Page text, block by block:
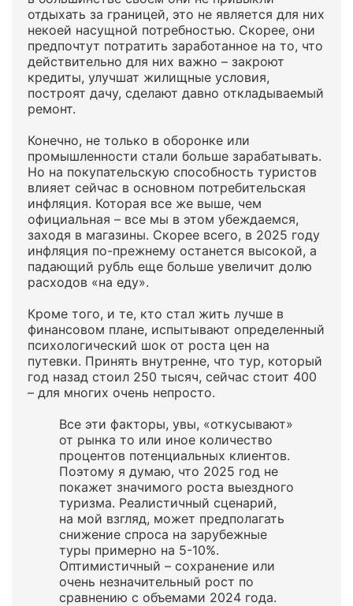
отдыхать за границей, это не является для них
некоей насущной потребностью. Скорее, они
предпочтут потратить заработанное на то, что
действительно для них важно – закроют
кредиты, улучшат жилищные условия,
построят дачу, сделают давно откладываемый
ремонт.
Конечно, не только в оборонке или
промышленности стали больше зарабатывать.
Но на покупательскую способность туристов
влияет сейчас в основном потребительская
инфляция. Которая все же выше, чем
официальная – все мы в этом убеждаемся,
заходя в магазины. Скорее всего, в 2025 году
инфляция по-прежнему останется высокой, а
падающий рубль еще больше увеличит долю
расходов «на еду».
Кроме того, и те, кто стал жить лучше в
финансовом плане, испытывают определенный
психологический шок от роста цен на
путевки. Принять внутренне, что тур, который
год назад стоил 250 тысяч, сейчас стоит 400
– для многих очень непросто.
Все эти факторы, увы, «откусывают»
от рынка то или иное количество
процентов потенциальных клиентов.
Поэтому я думаю, что 2025 год не
покажет значимого роста выездного
туризма. Реалистичный сценарий,
на мой взгляд, может предполагать
снижение спроса на зарубежные
туры примерно на 5-10%.
Оптимистичный – сохранение или
очень незначительный рост по
сравнению с объемами 2024 года.